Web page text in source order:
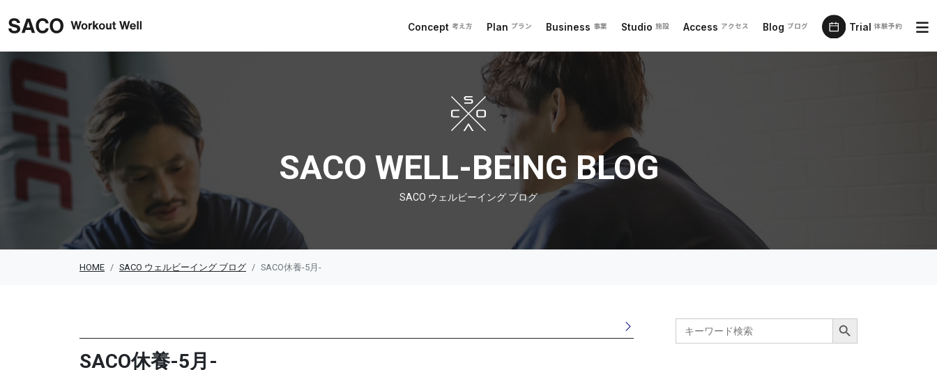
Concept 考え方 Plan プラン Business 事業 Studio 施設 Access アクセス Blog ブログ Trial 体験予約
SACO ウェルビーイング ブログ
SACO WELL-BEING BLOG
SACO ウェルビーイング ブログ
HOME SACO ウェルビーイング ブログ SACO休養-5月-
SACO休養-5月-
Search
for:
Search Button